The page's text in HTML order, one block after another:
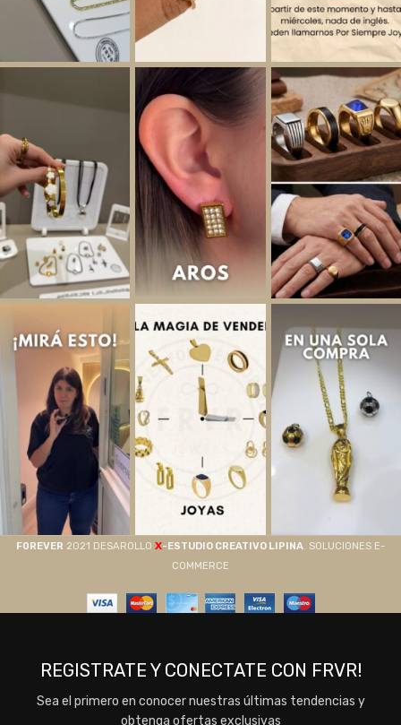
F0REVER 2021 DESAROLLO X-ESTUDIO CREATIVO LIPINA. SOLUCIONES E-
COMMERCE
REGISTRATE Y CONECTATE CON FRVR!
Sea el primero en conocer nuestras últimas tendencias y
obtenga ofertas exclusivas